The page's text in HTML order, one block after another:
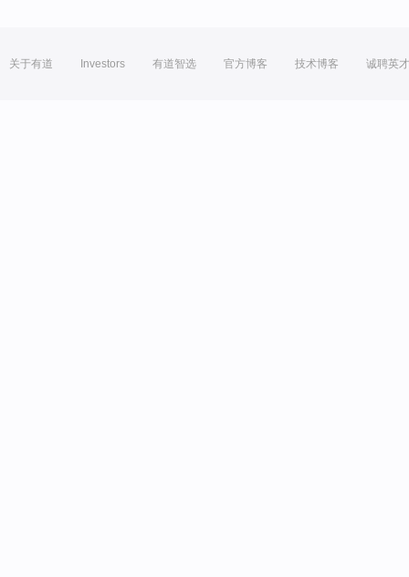
关于有道 Investors 有道智选 官方博客 技术博客 诚聘英才